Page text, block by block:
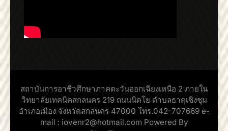
สถาบันการอาชีวศึกษาภาคตะวันออกเฉียงเหนือ 2 ภายใน
วิทยาลัยเทคนิคสกลนคร 219 ถนนนิตโย ตำบลธาตุเชิงชุม
อำเภอเมือง จังหวัดสกลนคร 47000 โทร.042-707669 e-
mail : iovenr2@hotmail.com Powered By